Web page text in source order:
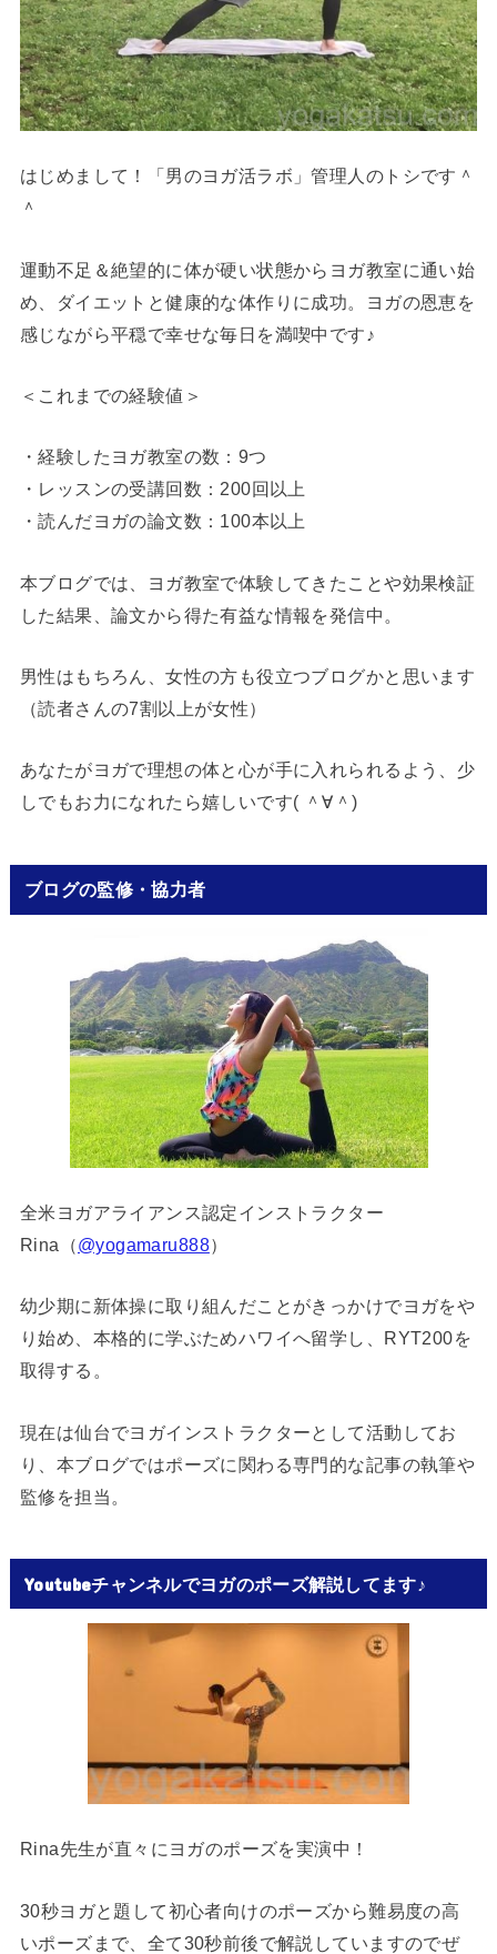
はじめまして！「男のヨガ活ラボ」管理人のトシです＾
＾
運動不足＆絶望的に体が硬い状態からヨガ教室に通い始
め、ダイエットと健康的な体作りに成功。ヨガの恩恵を
感じながら平穏で幸せな毎日を満喫中です♪
＜これまでの経験値＞
・経験したヨガ教室の数：9つ
・レッスンの受講回数：200回以上
・読んだヨガの論文数：100本以上
本ブログでは、ヨガ教室で体験してきたことや効果検証
した結果、論文から得た有益な情報を発信中。
男性はもちろん、女性の方も役立つブログかと思います
（読者さんの7割以上が女性）
あなたがヨガで理想の体と心が手に入れられるよう、少
しでもお力になれたら嬉しいです( ＾∀＾)
ブログの監修・協力者
全米ヨガアライアンス認定インストラクター
Rina（@yogamaru888）
幼少期に新体操に取り組んだことがきっかけでヨガをや
り始め、本格的に学ぶためハワイへ留学し、RYT200を
取得する。
現在は仙台でヨガインストラクターとして活動してお
り、本ブログではポーズに関わる専門的な記事の執筆や
監修を担当。
Youtubeチャンネルでヨガのポーズ解説してます♪
Rina先生が直々にヨガのポーズを実演中！
30秒ヨガと題して初心者向けのポーズから難易度の高
いポーズまで、全て30秒前後で解説していますのでぜ